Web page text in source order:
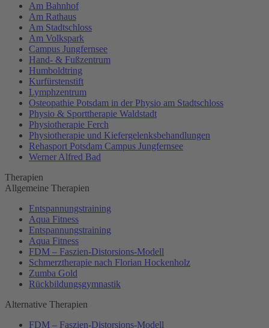
Am Bahnhof
Am Rathaus
Am Stadtschloss
Am Volkspark
Campus Jungfernsee
Hand- & Fußzentrum
Humboldtring
Kurfürstenstift
Lymphzentrum
Osteopathie Potsdam in der Physio am Stadtschloss
Physio & Sporttherapie Waldstadt
Physiotherapie Ferch
Physiotherapie und Kiefergelenksbehandlungen
Rehasport Potsdam Campus Jungfernsee
Werner Alfred Bad
Therapien
Allgemeine Therapien
Entspannungstraining
Aqua Fitness
Entspannungstraining
Aqua Fitness
FDM – Faszien-Distorsions-Modell
Schmerztherapie nach Florian Hockenholz
Zumba Gold
Rückbildungsgymnastik
Alternative Therapien
FDM – Faszien-Distorsions-Modell